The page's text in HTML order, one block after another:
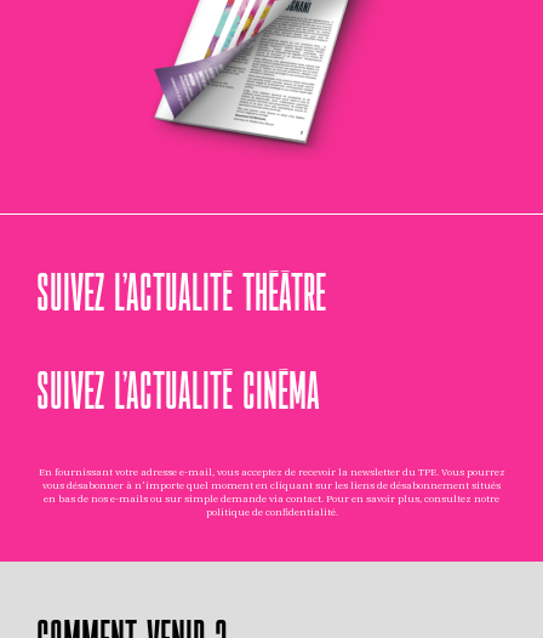
SUIVEZ L’ACTUALITÉ THÉÂTRE
SUIVEZ L’ACTUALITÉ CINÉMA
En fournissant votre adresse e-mail, vous acceptez de recevoir la newsletter du TPE. Vous pourrez
vous désabonner à n'importe quel moment en cliquant sur les liens de désabonnement situés
en bas de nos e-mails ou sur simple demande via contact. Pour en savoir plus, consultez notre
politique de confidentialité.